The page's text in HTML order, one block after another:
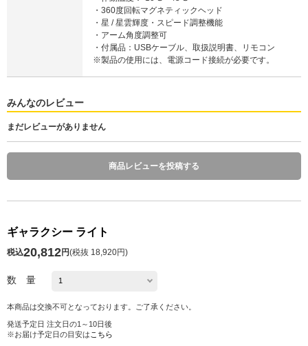
・360度回転マグネティックヘッド
・星 / 星雲輝度・スピード調整機能
・アーム角度調整可
・付属品：USBケーブル、取扱説明書、リモコン
※製品の使用には、電源コード接続が必要です。
みんなのレビュー
まだレビューがありません
商品レビューを投稿する
ギャラクシー ライト
税込20,812円(税抜 18,920円)
数 量
本商品は交換不可となっております。ご了承ください。
発送予定日 注文日の1～10日後
※お届け予定日の目安は こちら